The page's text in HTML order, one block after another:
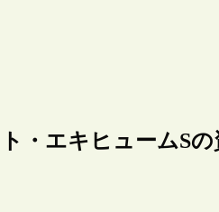
・エキヒュームSの